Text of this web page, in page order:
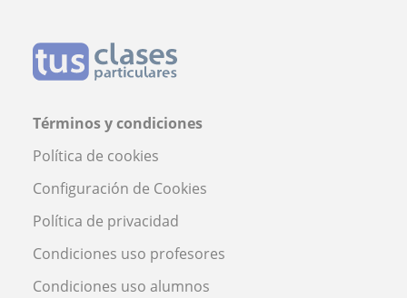
Términos y condiciones
Política de cookies
Configuración de Cookies
Política de privacidad
Condiciones uso profesores
Condiciones uso alumnos